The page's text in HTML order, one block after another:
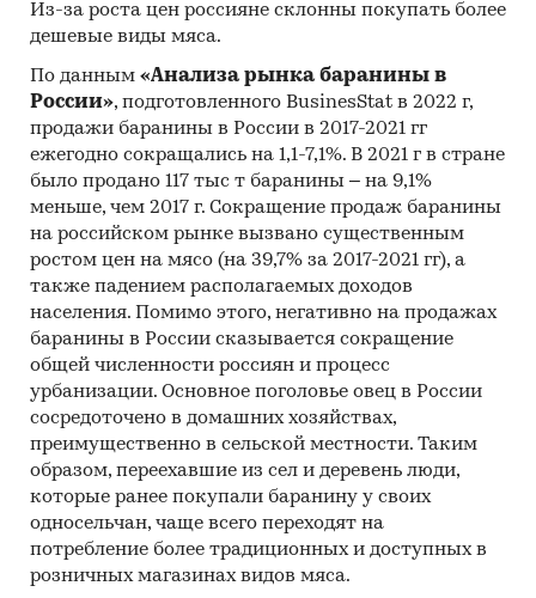
Из-за роста цен россияне склонны покупать более
дешевые виды мяса.
По данным «Анализа рынка баранины в
России», подготовленного BusinesStat в 2022 г,
продажи баранины в России в 2017-2021 гг
ежегодно сокращались на 1,1-7,1%. В 2021 г в стране
было продано 117 тыс т баранины – на 9,1%
меньше, чем 2017 г. Сокращение продаж баранины
на российском рынке вызвано существенным
ростом цен на мясо (на 39,7% за 2017-2021 гг), а
также падением располагаемых доходов
населения. Помимо этого, негативно на продажах
баранины в России сказывается сокращение
общей численности россиян и процесс
урбанизации. Основное поголовье овец в России
сосредоточено в домашних хозяйствах,
преимущественно в сельской местности. Таким
образом, переехавшие из сел и деревень люди,
которые ранее покупали баранину у своих
односельчан, чаще всего переходят на
потребление более традиционных и доступных в
розничных магазинах видов мяса.